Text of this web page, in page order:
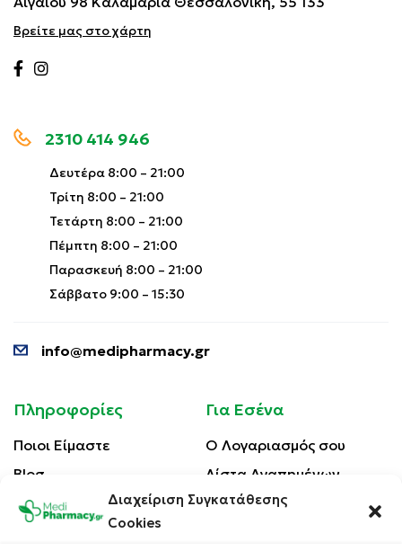
Διαχείριση Συγκατάθεσης
Cookies
Βρείτε μας στο χάρτη
2310 414 946
Δευτέρα 8:00 – 21:00
Τρίτη 8:00 – 21:00
Τετάρτη 8:00 – 21:00
Πέμπτη 8:00 – 21:00
Παρασκευή 8:00 – 21:00
Σάββατο 9:00 – 15:30
info@medipharmacy.gr
Πληροφορίες
Ποιοι Είμαστε
Blog
Επικοινωνία
Για Εσένα
Ο Λογαριασμός σου
Λίστα Αγαπημένων
Οι Παραγγελίες σου